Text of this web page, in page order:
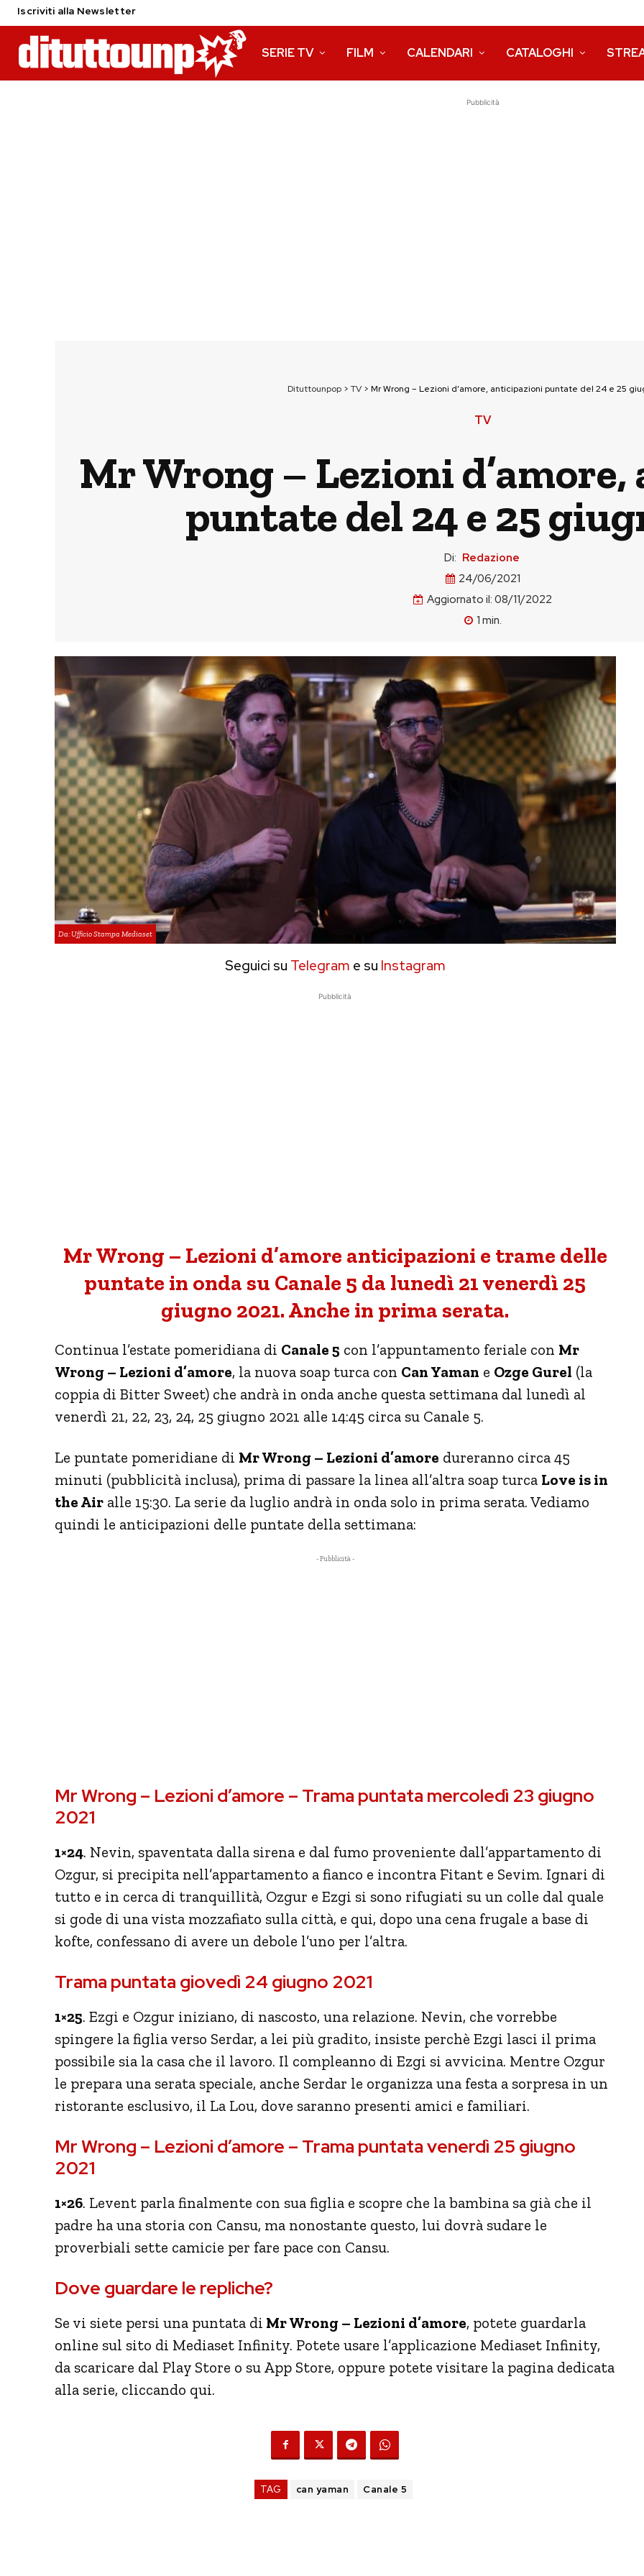
Iscriviti alla Newsletter
SERIE TV FILM CALENDARI CATALOGHI
Pubblicità
Dituttounpop> TV> Mr Wrong – Lezioni d’amore, anticipazioni puntate del 24 e 25
TV
Mr Wrong – Lezioni
puntate del 24 e 25
Di: Redazione
24/06/2021
Aggiornato il: 08/11/2022
1 min.
Da: Ufficio Stampa Mediaset
Seguici su Telegram e su Instagram
Pubblicità
Mr Wrong – Lezioni d’amore anticipazioni e trame delle
puntate in onda su Canale 5 da lunedì 21 venerdì 25
giugno 2021. Anche in prima serata.
Continua l’estate pomeridiana di Canale 5 con l’appuntamento feriale con Mr
Wrong – Lezioni d’amore, la nuova soap turca con Can Yaman e Ozge Gurel (la
coppia di Bitter Sweet) che andrà in onda anche questa settimana dal lunedì al
venerdì 21, 22, 23, 24, 25 giugno 2021 alle 14:45 circa su Canale 5.
Le puntate pomeridiane di Mr Wrong – Lezioni d’amore dureranno circa 45
minuti (pubblicità inclusa), prima di passare la linea all’altra soap turca Love is in
the Air alle 15:30. La serie da luglio andrà in onda solo in prima serata. Vediamo
quindi le anticipazioni delle puntate della settimana:
- Pubblicità -
Mr Wrong – Lezioni d’amore – Trama puntata mercoledì 23 giugno
2021
1×24. Nevin, spaventata dalla sirena e dal fumo proveniente dall’appartamento di
Ozgur, si precipita nell’appartamento a fianco e incontra Fitant e Sevim. Ignari di
tutto e in cerca di tranquillità, Ozgur e Ezgi si sono rifugiati su un colle dal quale
si gode di una vista mozzafiato sulla città, e qui, dopo una cena frugale a base di
kofte, confessano di avere un debole l’uno per l’altra.
Trama puntata giovedì 24 giugno 2021
1×25. Ezgi e Ozgur iniziano, di nascosto, una relazione. Nevin, che vorrebbe
spingere la figlia verso Serdar, a lei più gradito, insiste perchè Ezgi lasci il prima
possibile sia la casa che il lavoro. Il compleanno di Ezgi si avvicina. Mentre Ozgur
le prepara una serata speciale, anche Serdar le organizza una festa a sorpresa in un
ristorante esclusivo, il La Lou, dove saranno presenti amici e familiari.
Mr Wrong – Lezioni d’amore – Trama puntata venerdì 25 giugno
2021
1×26. Levent parla finalmente con sua figlia e scopre che la bambina sa già che il
padre ha una storia con Cansu, ma nonostante questo, lui dovrà sudare le
proverbiali sette camicie per fare pace con Cansu.
Dove guardare le repliche?
Se vi siete persi una puntata di Mr Wrong – Lezioni d’amore, potete guardarla
online sul sito di Mediaset Infinity. Potete usare l’applicazione Mediaset Infinity,
da scaricare dal Play Store o su App Store, oppure potete visitare la pagina dedicata
alla serie, cliccando qui.
TAG can yaman Canale 5